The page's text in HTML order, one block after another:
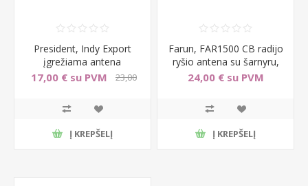
President, Indy Export
įgrežiama antena
17,00 € su PVM
23,00
Į KREPŠELĮ
Farun, FAR1500 CB radijo
ryšio antena su šarnyru,
150cm
24,00 € su PVM
Į KREPŠELĮ